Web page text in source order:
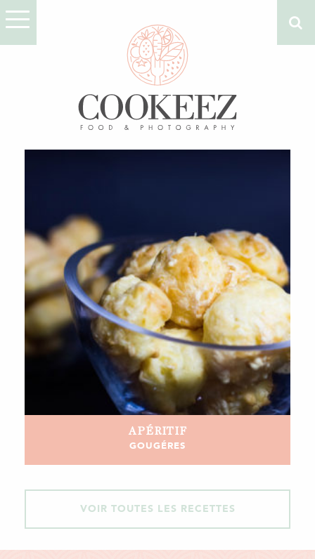
APÉRITIF
GOUGÉRES
VOIR TOUTES LES RECETTES